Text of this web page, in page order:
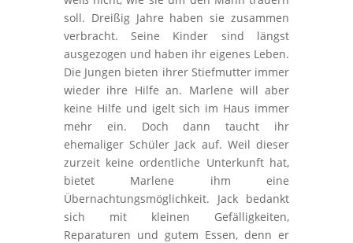
soll. Dreißig Jahre haben sie zusammen
verbracht. Seine Kinder sind längst
ausgezogen und haben ihr eigenes Leben.
Die Jungen bieten ihrer Stiefmutter immer
wieder ihre Hilfe an. Marlene will aber
keine Hilfe und igelt sich im Haus immer
mehr ein. Doch dann taucht ihr
ehemaliger Schüler Jack auf. Weil dieser
zurzeit keine ordentliche Unterkunft hat,
bietet Marlene ihm eine
Übernachtungsmöglichkeit. Jack bedankt
sich mit kleinen Gefälligkeiten,
Reparaturen und gutem Essen, denn er